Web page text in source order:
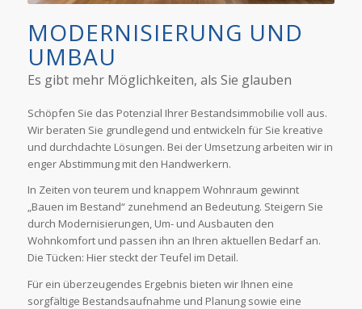
MODERNISIERUNG UND
UMBAU
Es gibt mehr Möglichkeiten, als Sie glauben
Schöpfen Sie das Potenzial Ihrer Bestandsimmobilie voll aus.
Wir beraten Sie grundlegend und entwickeln für Sie kreative
und durchdachte Lösungen. Bei der Umsetzung arbeiten wir in
enger Abstimmung mit den Handwerkern.
In Zeiten von teurem und knappem Wohnraum gewinnt
„Bauen im Bestand“ zunehmend an Bedeutung. Steigern Sie
durch Modernisierungen, Um- und Ausbauten den
Wohnkomfort und passen ihn an Ihren aktuellen Bedarf an.
Die Tücken: Hier steckt der Teufel im Detail.
Für ein überzeugendes Ergebnis bieten wir Ihnen eine
sorgfältige Bestandsaufnahme und Planung sowie eine